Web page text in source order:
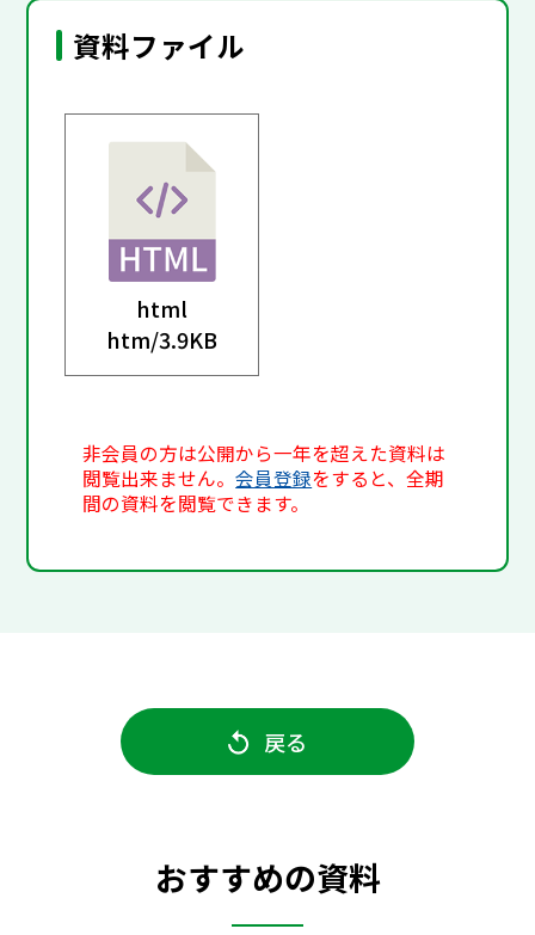
資料ファイル
html
htm/3.9KB
非会員の方は公開から一年を超えた資料は
閲覧出来ません。会員登録をすると、全期
間の資料を閲覧できます。
戻る
おすすめの資料